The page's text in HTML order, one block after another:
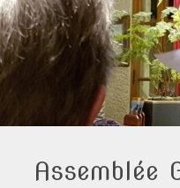
Assemblée